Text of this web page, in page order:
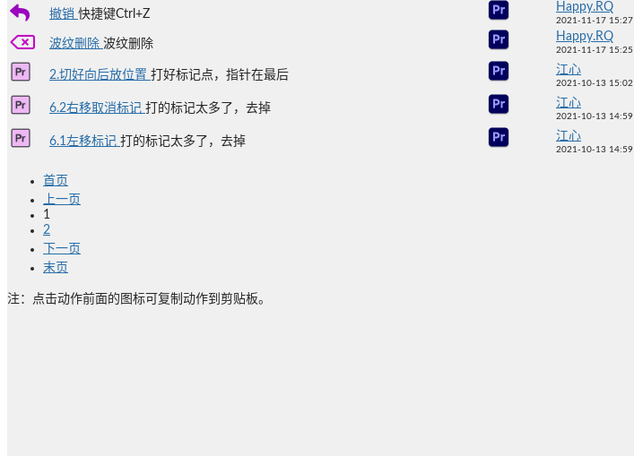
撤销 快捷键Ctrl+Z
Happy.RQ
2021-11-17 15:27
波纹删除 波纹删除
Happy.RQ
2021-11-17 15:25
2.切好向后放位置 打好标记点，指针在最后 江心
2021-10-13 15:02
6.2右移取消标记 打的标记太多了，去掉 江心
2021-10-13 14:59
6.1左移标记 打的标记太多了，去掉 江心
2021-10-13 14:59
首页
上一页
1
2
下一页
末页
注：点击动作前面的图标可复制动作到剪贴板。